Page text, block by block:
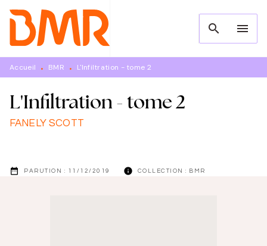
MENU RECHERCHE
PIED DE PAGE
search menu
Accueil • BMR • L'Infiltration - tome 2
L'Infiltration - tome 2
FANELY SCOTT
date_range PARUTION : 11/12/2019 info COLLECTION : BMR